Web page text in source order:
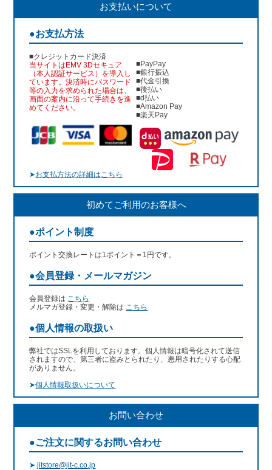
お支払いについて
●お支払方法
■クレジットカード決済
当サイトはEMV 3Dセキュア
（本人認証サービス）を導入し
ています。決済時にパスワード
等の入力を求められた場合は、
画面の案内に沿って手続きを進
めてください。
■PayPay
■銀行振込
■代金引換
■後払い
■d払い
■Amazon Pay
■楽天Pay
➤お支払方法の詳細はこちら
初めてご利用のお客様へ
●ポイント制度
ポイント交換レートは1ポイント＝1円です。
●会員登録・メールマガジン
会員登録は こちら
メルマガ登録・変更・解除は こちら
●個人情報の取扱い
弊社ではSSLを利用しております。個人情報は暗号化されて送信
されますので、第三者に盗みとられたり、悪用されたりする心配
がありません。
➤個人情報取扱いについて
お問い合わせ
●ご注文に関するお問い合わせ
➤jitstore@jit-c.co.jp